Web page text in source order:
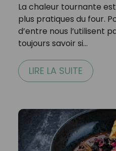
La chaleur tournante
plus pratiques du four.
d’entre nous l’utilisent
toujours savoir si…
LIRE LA SUITE